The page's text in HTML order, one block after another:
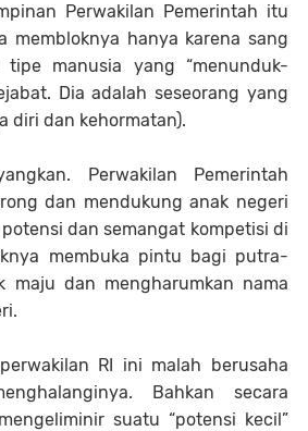
Perwakilan Pemerintah itu
membloknya hanya karena sang
manusia yang “menunduk-
Dia adalah seseorang yang
diri dan kehormatan).
Perwakilan Pemerintah
dan mendukung anak negeri
dan semangat kompetisi di
membuka pintu bagi putra-
maju dan mengharumkan nama
RI ini malah berusaha
Bahkan secara
suatu “potensi kecil”